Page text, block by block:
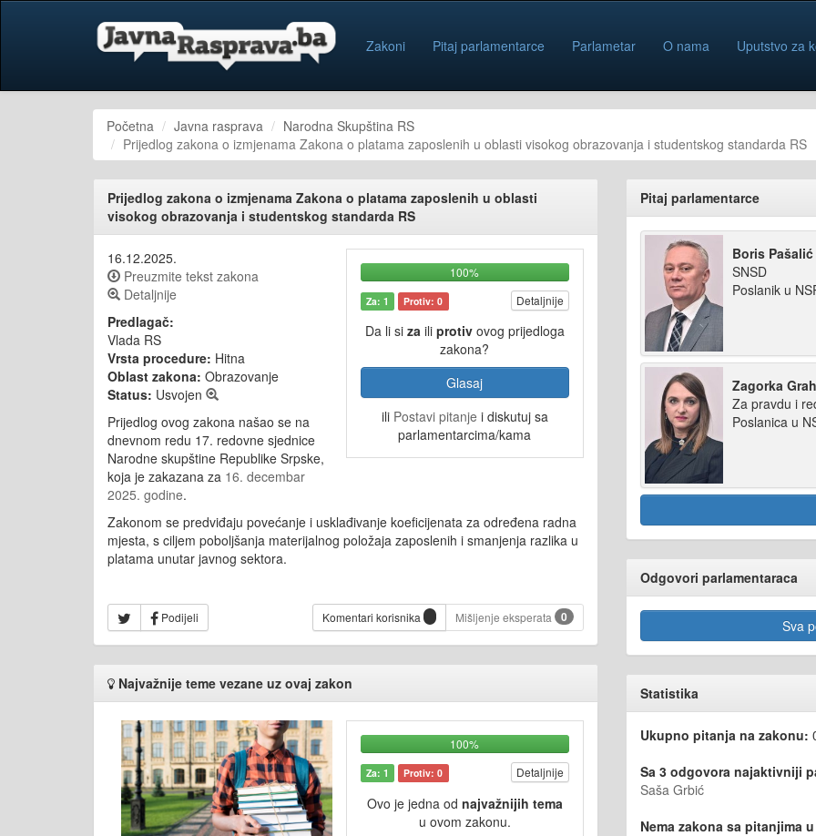
Zakoni Pitaj parlamentarce Parlametar O nama Uputstvo za
Početna Javna rasprava
Narodna Skupština RS
Prijedlog zakona o izmjenama Zakona o platama zaposlenih u oblasti visokog obrazovanja i studentskog standarda RS
Prijedlog zakona o izmjenama Zakona o platama zaposlenih u oblasti
visokog obrazovanja i studentskog standarda RS
100%
Za: 1 Protiv: 0 Detaljnije
Da li si zaili protivovog prijedloga
zakona?
Glasaj
ili Postavi pitanje i diskutuj sa
parlamentarcima/kama
16.12.2025.
Preuzmite tekst zakona
Detaljnije
Predlagač:
Vlada RS
Vrsta procedure: Hitna
Oblast zakona: Obrazovanje
Status: Usvojen
Prijedlog ovog zakona našao se na
dnevnom redu 17. redovne sjednice
Narodne skupštine Republike Srpske,
koja je zakazana za 16. decembar
2025. godine.
Zakonom se predviđaju povećanje i usklađivanje koeficijenata za određena radna
mjesta, s ciljem poboljšanja materijalnog položaja zaposlenih i smanjenja razlika u
platama unutar javnog sektora.
Podijeli Komentari korisnika Mišljenje eksperata 0
Najvažnije teme vezane uz ovaj zakon
100%
Za: 1 Protiv: 0 Detaljnije
Ovo je jedna od najvažnijih tema
u ovom zakonu.
Pitaj parlamentarce
Boris Pašalić
SNSD
Poslanik u
Zagorka
Za pravdu i
Poslanica u
Odgovori parlamentaraca
Sva
Statistika
Ukupno pitanja na zakonu:
Sa 3 odgovora najaktivniji
Saša Grbić
Nema zakona sa pitanjima